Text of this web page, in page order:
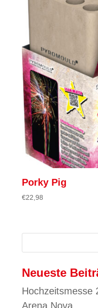
Porky Pig
€22,98
Neueste
Hochzeitsmesse
Arena Nova